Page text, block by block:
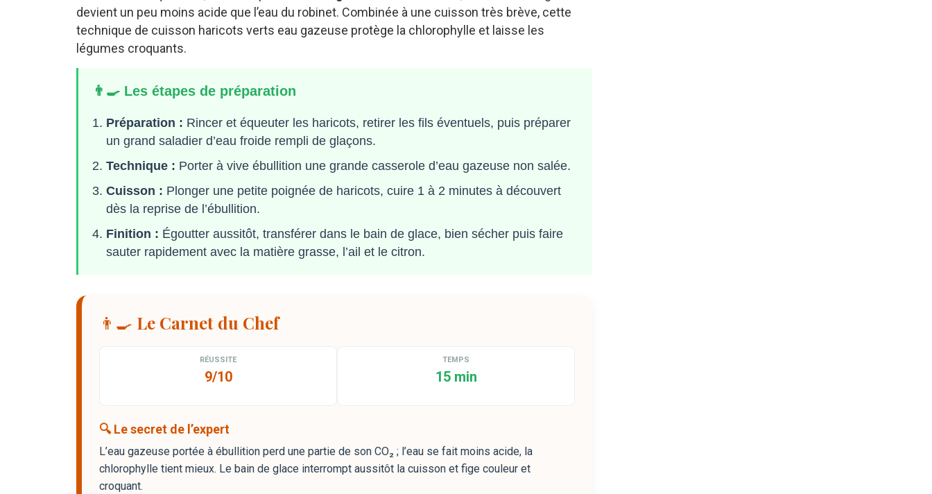
devient un peu moins acide que l’eau du robinet. Combinée à une cuisson très brève, cette
technique de cuisson haricots verts eau gazeuse protège la chlorophylle et laisse les
légumes croquants.
👨‍🍳 Les étapes de préparation
Préparation : Rincer et équeuter les haricots, retirer les fils éventuels, puis préparer
un grand saladier d’eau froide rempli de glaçons.
Technique : Porter à vive ébullition une grande casserole d’eau gazeuse non salée.
Cuisson : Plonger une petite poignée de haricots, cuire 1 à 2 minutes à découvert
dès la reprise de l’ébullition.
Finition : Égoutter aussitôt, transférer dans le bain de glace, bien sécher puis faire
sauter rapidement avec la matière grasse, l’ail et le citron.
👨‍🍳 Le Carnet du Chef
RÉUSSITE
9/10
TEMPS
15 min
🔍 Le secret de l’expert
L’eau gazeuse portée à ébullition perd une partie de son CO₂ ; l’eau se fait moins acide, la
chlorophylle tient mieux. Le bain de glace interrompt aussitôt la cuisson et fige couleur et
croquant.